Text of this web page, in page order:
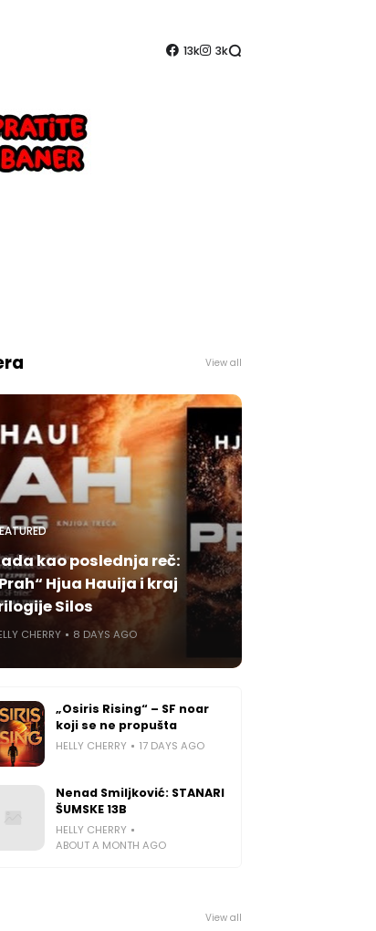
13k 3k
View all
kao poslednja reč:
Hjua Hauija i kraj
Silos
CHERRY 8 DAYS AGO
„Osiris Rising“ – SF noar
koji se ne propušta
HELLY CHERRY 17 DAYS AGO
Nenad Smiljković: STANARI
ŠUMSKE 13B
HELLY CHERRY
ABOUT A MONTH AGO
View all